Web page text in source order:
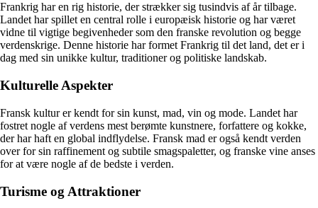
Frankrig har en rig historie, der strækker sig tusindvis af år tilbage.
Landet har spillet en central rolle i europæisk historie og har været
vidne til vigtige begivenheder som den franske revolution og begge
verdenskrige. Denne historie har formet Frankrig til det land, det er i
dag med sin unikke kultur, traditioner og politiske landskab.
Kulturelle Aspekter
Fransk kultur er kendt for sin kunst, mad, vin og mode. Landet har
fostret nogle af verdens mest berømte kunstnere, forfattere og kokke,
der har haft en global indflydelse. Fransk mad er også kendt verden
over for sin raffinement og subtile smagspaletter, og franske vine anses
for at være nogle af de bedste i verden.
Turisme og Attraktioner